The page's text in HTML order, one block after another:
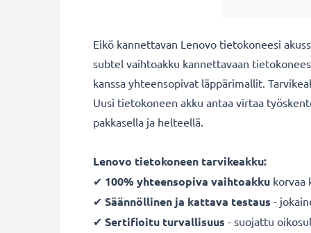
Eikö kannettavan Lenovo tietokoneesi
subtel vaihtoakku kannettavaan
kanssa yhteensopivat läppärimallit.
Uusi tietokoneen akku antaa virtaa
pakkasella ja helteellä.
Lenovo tietokoneen tarvikeakku:
✔ 100% yhteensopiva vaihtoakku korvaa
✔ Säännöllinen ja kattava testaus -
✔ Sertifioitu turvallisuus - suojattu